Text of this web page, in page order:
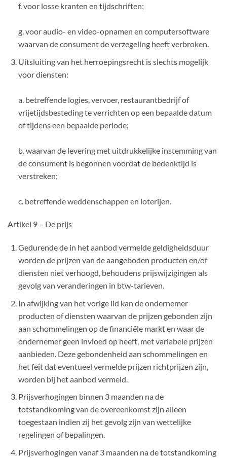
f. voor losse kranten en tijdschriften;
g. voor audio- en video-opnamen en computersoftware
waarvan de consument de verzegeling heeft verbroken.
Uitsluiting van het herroepingsrecht is slechts mogelijk
voor diensten:
a. betreffende logies, vervoer, restaurantbedrijf of
vrijetijdsbesteding te verrichten op een bepaalde datum
of tijdens een bepaalde periode;
b. waarvan de levering met uitdrukkelijke instemming van
de consument is begonnen voordat de bedenktijd is
verstreken;
c. betreffende weddenschappen en loterijen.
Artikel 9 – De prijs
Gedurende de in het aanbod vermelde geldigheidsduur
worden de prijzen van de aangeboden producten en/of
diensten niet verhoogd, behoudens prijswijzigingen als
gevolg van veranderingen in btw-tarieven.
In afwijking van het vorige lid kan de ondernemer
producten of diensten waarvan de prijzen gebonden zijn
aan schommelingen op de financiële markt en waar de
ondernemer geen invloed op heeft, met variabele prijzen
aanbieden. Deze gebondenheid aan schommelingen en
het feit dat eventueel vermelde prijzen richtprijzen zijn,
worden bij het aanbod vermeld.
Prijsverhogingen binnen 3 maanden na de
totstandkoming van de overeenkomst zijn alleen
toegestaan indien zij het gevolg zijn van wettelijke
regelingen of bepalingen.
Prijsverhogingen vanaf 3 maanden na de totstandkoming